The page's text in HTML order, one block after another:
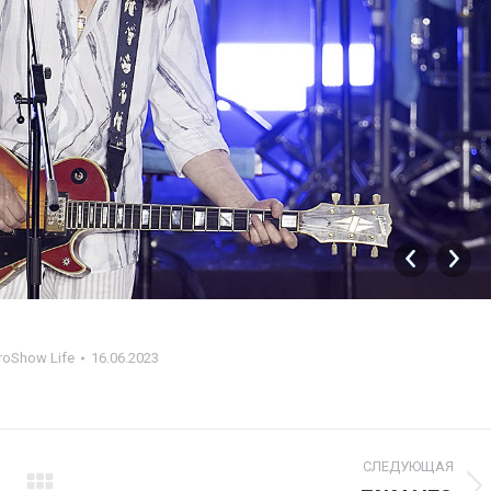
Life 16.06.2023
СЛЕДУЮЩАЯ